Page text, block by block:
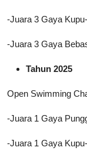
-Juara 3 Gaya
-Juara 3 Gaya
Tahun 2025
Open Swimming
-Juara 1 Gaya
-Juara 1 Gaya